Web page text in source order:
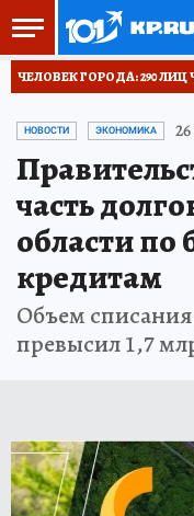
ЧЕЛОВЕК ГОРОДА: 290
НОВОСТИ ЭКОНОМИКА
часть
области
кредитам
Объем
превысил 1,7